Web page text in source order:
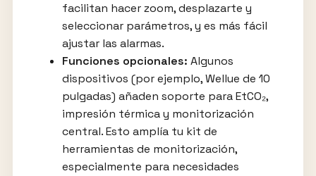
facilitan hacer zoom, desplazarte y
seleccionar parámetros, y es más fácil
ajustar las alarmas.
Funciones opcionales: Algunos
dispositivos (por ejemplo, Wellue de 10
pulgadas) añaden soporte para EtCO₂,
impresión térmica y monitorización
central. Esto amplía tu kit de
herramientas de monitorización,
especialmente para necesidades